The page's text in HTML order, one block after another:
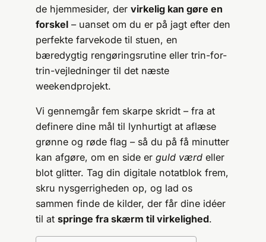
de hjemmesider, der virkelig kan gøre en
forskel – uanset om du er på jagt efter den
perfekte farvekode til stuen, en
bæredygtig rengøringsrutine eller trin-for-
trin-vejledninger til det næste
weekendprojekt.
Vi gennemgår fem skarpe skridt – fra at
definere dine mål til lynhurtigt at aflæse
grønne og røde flag – så du på få minutter
kan afgøre, om en side er guld værd eller
blot glitter. Tag din digitale notatblok frem,
skru nysgerrigheden op, og lad os
sammen finde de kilder, der får dine idéer
til at springe fra skærm til virkelighed.